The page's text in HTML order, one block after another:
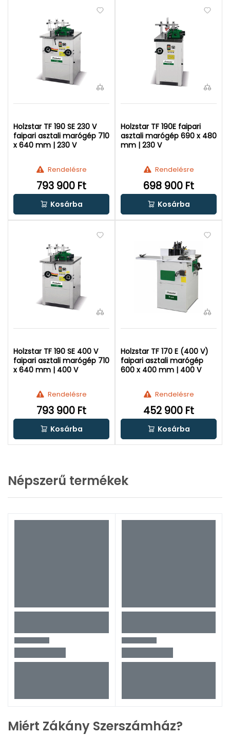
Holzstar TF 190 SE 230 V
faipari asztali marógép 710
x 640 mm | 230 V
Rendelésre
793 900 Ft
Kosárba
Holzstar TF 190E faipari
asztali marógép 690 x 480
mm | 230 V
Rendelésre
698 900 Ft
Kosárba
Holzstar TF 190 SE 400 V
faipari asztali marógép 710
x 640 mm | 400 V
Rendelésre
793 900 Ft
Kosárba
Holzstar TF 170 E (400 V)
faipari asztali marógép
600 x 400 mm | 400 V
Rendelésre
452 900 Ft
Kosárba
Népszerű termékek
Miért Zákány Szerszámház?